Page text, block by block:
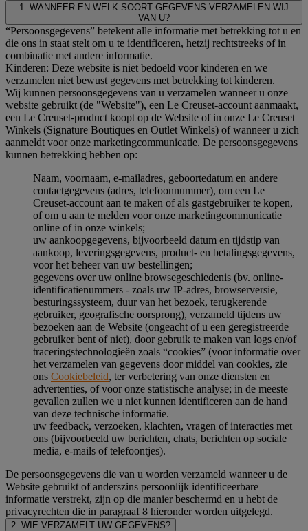
1. WANNEER EN WELK SOORT GEGEVENS VERZAMELEN WIJ
VAN U?
“Persoonsgegevens” betekent alle informatie met betrekking tot u en
die ons in staat stelt om u te identificeren, hetzij rechtstreeks of in
combinatie met andere informatie.
Kinderen: Deze website is niet bedoeld voor kinderen en we
verzamelen niet bewust gegevens met betrekking tot kinderen.
Wij kunnen persoonsgegevens van u verzamelen wanneer u onze
website gebruikt (de "Website"), een Le Creuset-account aanmaakt,
een Le Creuset-product koopt op de Website of in onze Le Creuset
Winkels (Signature Boutiques en Outlet Winkels) of wanneer u zich
aanmeldt voor onze marketingcommunicatie. De persoonsgegevens
kunnen betrekking hebben op:
Naam, voornaam, e-mailadres, geboortedatum en andere
contactgegevens (adres, telefoonnummer), om een Le
Creuset-account aan te maken of als gastgebruiker te kopen,
of om u aan te melden voor onze marketingcommunicatie
online of in onze winkels;
uw aankoopgegevens, bijvoorbeeld datum en tijdstip van
aankoop, leveringsgegevens, product- en betalingsgegevens,
voor het beheer van uw bestellingen;
gegevens over uw online browsegeschiedenis (bv. online-
identificatienummers - zoals uw IP-adres, browserversie,
besturingssysteem, duur van het bezoek, terugkerende
gebruiker, geografische oorsprong), verzameld tijdens uw
bezoeken aan de Website (ongeacht of u een geregistreerde
gebruiker bent of niet), door gebruik te maken van logs en/of
traceringstechnologieën zoals “cookies” (voor informatie over
het verzamelen van gegevens door middel van cookies, zie
ons Cookiebeleid, ter verbetering van onze diensten en
advertenties, of voor onze statistische analyse; in de meeste
gevallen zullen we u niet kunnen identificeren aan de hand
van deze technische informatie.
uw feedback, verzoeken, klachten, vragen of interacties met
ons (bijvoorbeeld uw berichten, chats, berichten op sociale
media, e-mails of telefoontjes).
De persoonsgegevens die van u worden verzameld wanneer u de
Website gebruikt of anderszins persoonlijk identificeerbare
informatie verstrekt, zijn op die manier beschermd en u hebt de
privacyrechten die in paragraaf 8 hieronder worden uitgelegd.
2. WIE VERZAMELT UW GEGEVENS?